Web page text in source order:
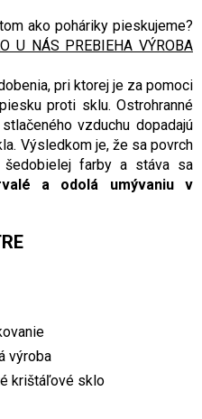
ako poháriky pieskujeme?
U NÁS PREBIEHA VÝROBA
pri ktorej je za pomoci
proti sklu. Ostrohranné
vzduchu dopadajú
Výsledkom je, že sa povrch
farby a stáva sa
a odolá umývaniu v
výroba
krištáľové sklo